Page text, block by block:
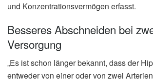
und Konzentrationsvermögen erfasst.
Besseres Abschneiden bei
Versorgung
„Es ist schon länger bekannt, dass der
entweder von einer oder von zwei